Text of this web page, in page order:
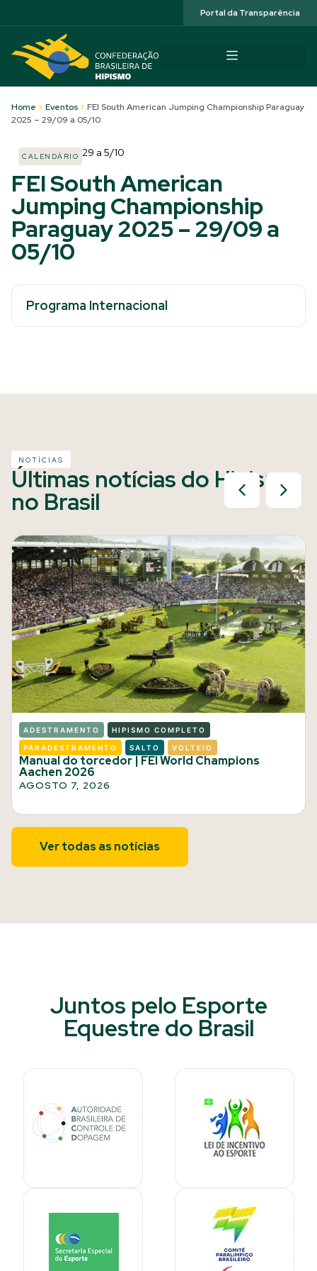
Portal da Transparência
Home > Eventos > FEI South American Jumping Championship Paraguay
2025 – 29/09 a 05/10
CALENDÁRIO 29 a 5/10
FEI South American
Jumping Championship
Paraguay 2025 – 29/09 a
05/10
Programa Internacional
NOTÍCIAS
Últimas notícias do Hipismo
no Brasil
ADESTRAMENTO HIPISMO COMPLETO
PARADESTRAMENTO SALTO VOLTEIO
Manual do torcedor | FEI World Champions
Aachen 2026
AGOSTO 7, 2026
Ver todas as notícias
Juntos pelo Esporte
Equestre do Brasil​